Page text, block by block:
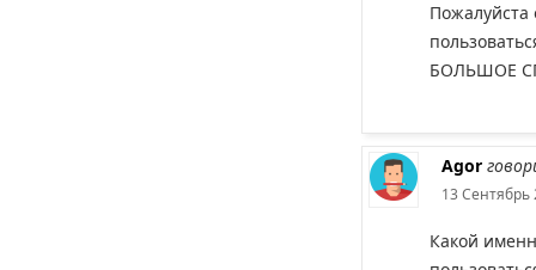
Пожалуйста
БОЛЬШОЕ
Agor
13 Сентябрь
Какой